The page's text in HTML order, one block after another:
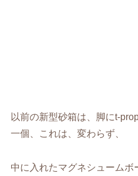
以前の新型砂箱は、脚にt-
一個、これは、変わらず、
中に入れたマグネシュームボ